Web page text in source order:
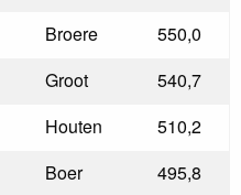
Broere
550,0
Groot
540,7
Houten
510,2
Boer
495,8